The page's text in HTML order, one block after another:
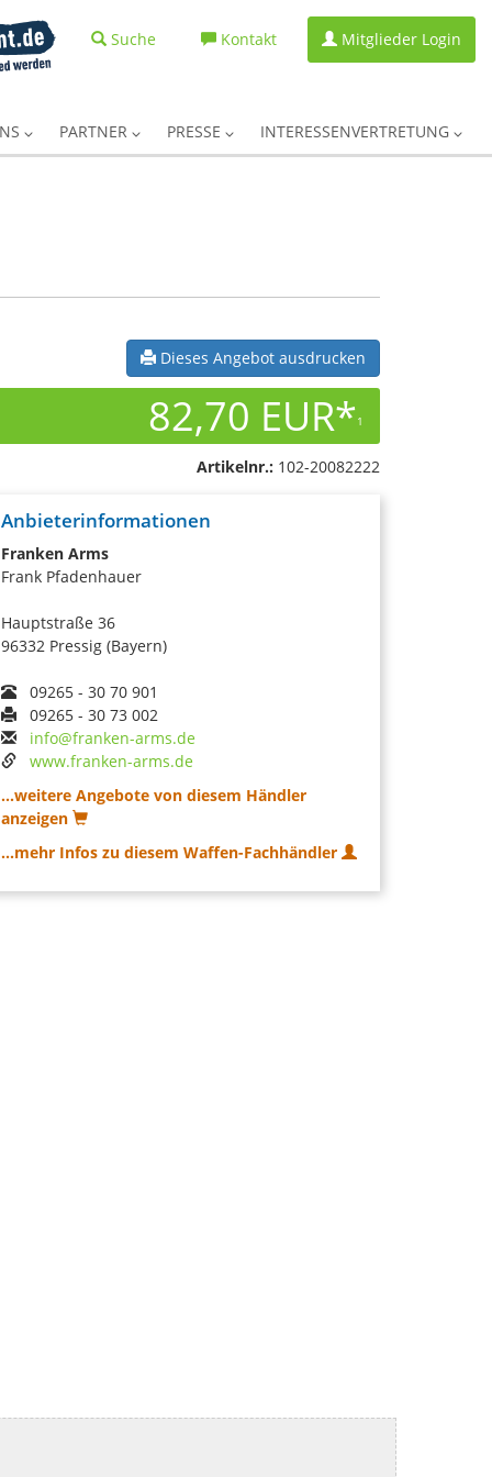
Suche Kontakt Mitglieder Login
PARTNER PRESSE INTERESSENVERTRETUNG
Dieses Angebot ausdrucken
82,70 EUR*1
Artikelnr.: 102-20082222
Anbieterinformationen
Franken Arms
Frank Pfadenhauer
Hauptstraße 36
96332 Pressig (Bayern)
09265 - 30 70 901
09265 - 30 73 002
info@franken-arms.de
www.franken-arms.de
...weitere Angebote von diesem Händler
anzeigen
...mehr Infos zu diesem Waffen-Fachhändler